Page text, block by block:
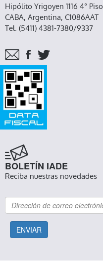
Hipólito Yrigoyen 1116 4° Piso
CABA, Argentina, C1086AAT
Tel. (5411) 4381-7380/9337
BOLETÍN IADE
Reciba nuestras novedades
ENVIAR